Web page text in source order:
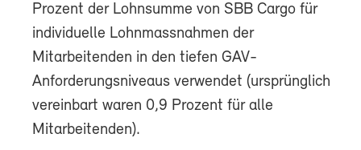
Prozent der Lohnsumme von SBB Cargo für
individuelle Lohnmassnahmen der
Mitarbeitenden in den tiefen GAV-
Anforderungsniveaus verwendet (ursprünglich
vereinbart waren 0,9 Prozent für alle
Mitarbeitenden).